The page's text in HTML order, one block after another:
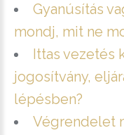
Gyanúsítás
mondj, mit ne
Ittas vezetés
jogosítvány,
lépésben?
Végrendelet